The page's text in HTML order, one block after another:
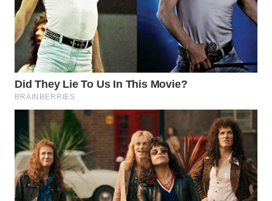
PAKPAK
WN
KARAWANG
WN
BEKASI
WN
BOGOR
WN
DEPOK